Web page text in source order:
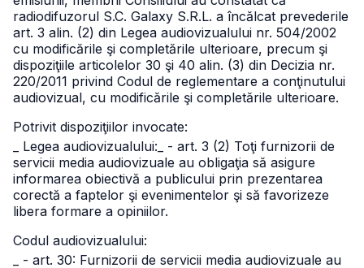
radiodifuzorul S.C. Galaxy S.R.L. a încălcat prevederile
art. 3 alin. (2) din Legea audiovizualului nr. 504/2002
cu modificările şi completările ulterioare, precum şi
dispoziţiile articolelor 30 şi 40 alin. (3) din Decizia nr.
220/2011 privind Codul de reglementare a conţinutului
audiovizual, cu modificările şi completările ulterioare.
Potrivit dispoziţiilor invocate:
_ Legea audiovizualului: _ - art. 3 (2) Toţi furnizorii de
servicii media audiovizuale au obligaţia să asigure
informarea obiectivă a publicului prin prezentarea
corectă a faptelor şi evenimentelor şi să favorizeze
libera formare a opiniilor.
Codul audiovizualului:
_ - art. 30: Furnizorii de servicii media audiovizuale au